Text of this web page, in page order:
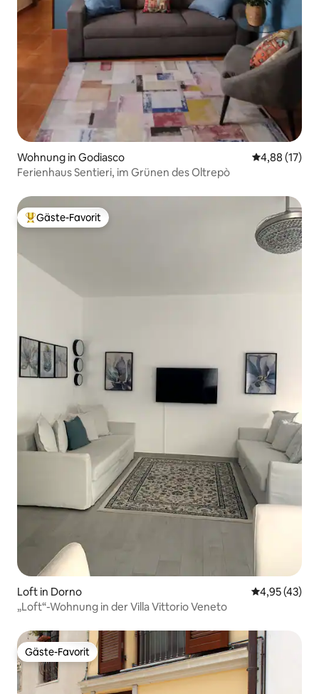
Wohnung in Godiasco
4,88 (17)
Ferienhaus Sentieri, im Grünen des Oltrepò
Beliebter Gäste-Favorit.
Gäste-Favorit
Loft in Dorno
4,95 (43)
„Loft“-Wohnung in der Villa Vittorio Veneto
Gäste-Favorit
Gäste-Favorit